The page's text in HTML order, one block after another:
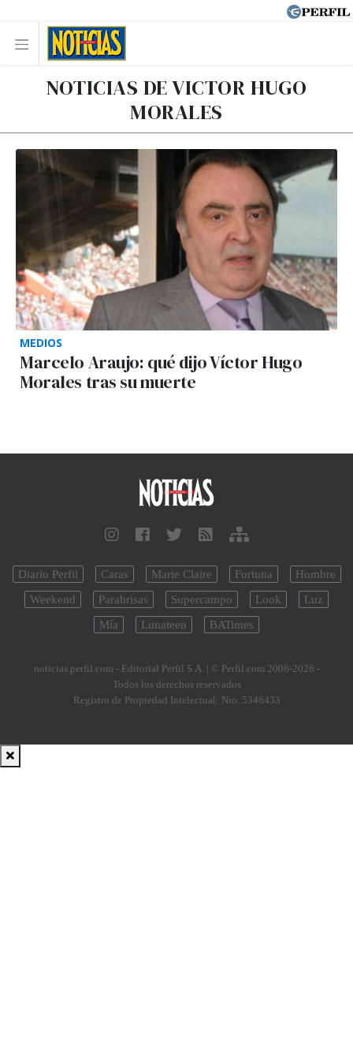
NOTICIAS DE VICTOR HUGO
MORALES
MEDIOS
Marcelo Araujo: qué dijo Víctor Hugo
Morales tras su muerte
Diario Perfil Caras Marie Claire Fortuna
Hombre
Weekend
Parabrisas Supercampo Look
Luz
Mía
Lunateen BATimes
noticias.perfil.com - Editorial Perfil S.A. | © Perfil.com 2006-2026 -
Todos los derechos reservados
Registro de Propiedad Intelectual: Nro. 5346433